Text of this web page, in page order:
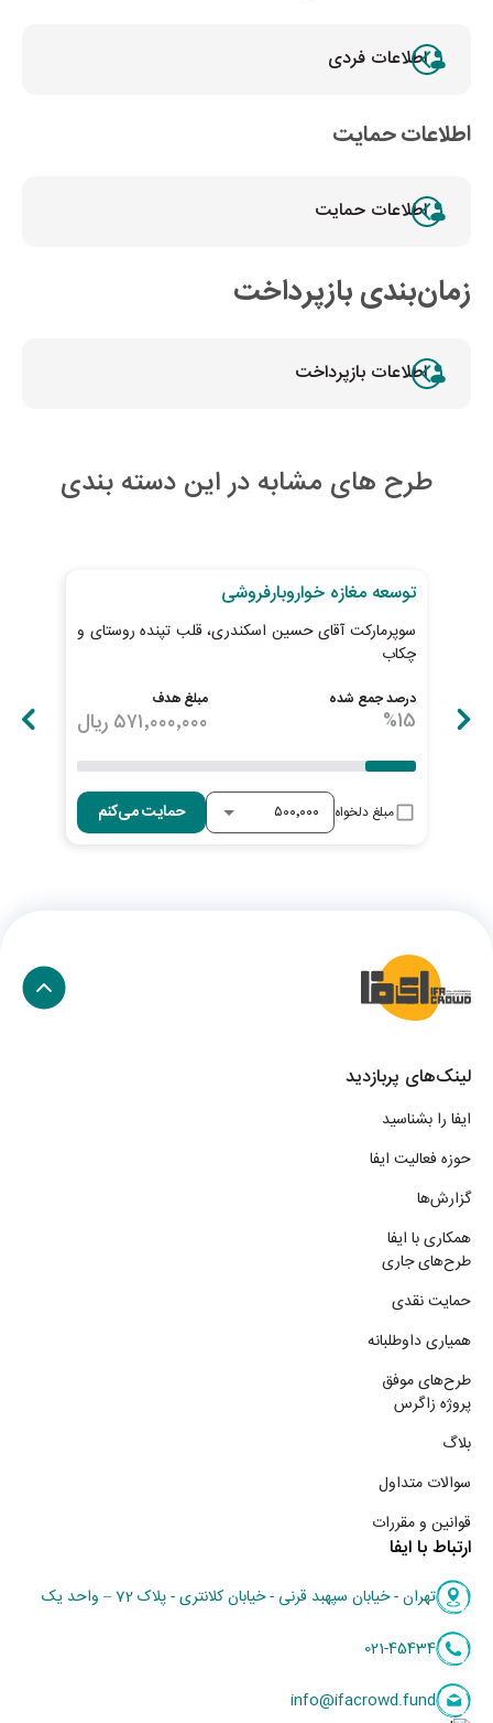
اطلاعات فردی
اطلاعات حمایت
اطلاعات حمایت
زمان‌بندی بازپرداخت
اطلاعات بازپرداخت
طرح های مشابه در این دسته بندی
توسعه مغازه خواروبارفروشی
سوپرمارکت آقای حسین اسکندری، قلب تپنده روستای و
چکاب
درصد جمع شده
%15
مبلغ هدف
۵۷۱٬۰۰۰٬۰۰۰ ریال
مبلغ دلخواه حمایت می‌کنم
لینک‌های پربازدید
ایفا را بشناسید
حوزه فعالیت ایفا
گزارش‌ها
همکاری با ایفا
طرح‌های جاری
حمایت نقدی
همیاری داوطلبانه
طرح‌های موفق
پروژه زاگرس
بلاگ
سوالات متداول
قوانین و مقررات
ارتباط با ایفا
تهران - خیابان سپهبد قرنی - خیابان کلانتری - پلاک 72 – واحد یک
021-45434
info@ifacrowd.fund